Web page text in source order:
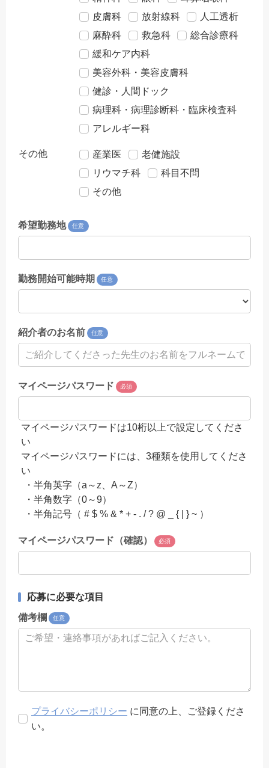
皮膚科
放射線科
人工透析
麻酔科
救急科
総合診療科
緩和ケア内科
美容外科・美容皮膚科
健診・人間ドック
病理科・病理診断科・臨床検査科
アレルギー科
その他 産業医
老健施設
リウマチ科
科目不問
その他
希望勤務地 任意
勤務開始可能時期 任意
紹介者のお名前 任意
マイページパスワード 必須
マイページパスワードは10桁以上で設定してくださ
い
マイページパスワードには、3種類を使用してくださ
い
・半角英字（a～z、A～Z）
・半角数字（0～9）
・半角記号（ # $ % & * + - . / ? @ _ { | } ~ ）
マイページパスワード（確認） 必須
応募に必要な項目
備考欄
任意
プライバシーポリシー に同意の上、ご登録くださ
い。